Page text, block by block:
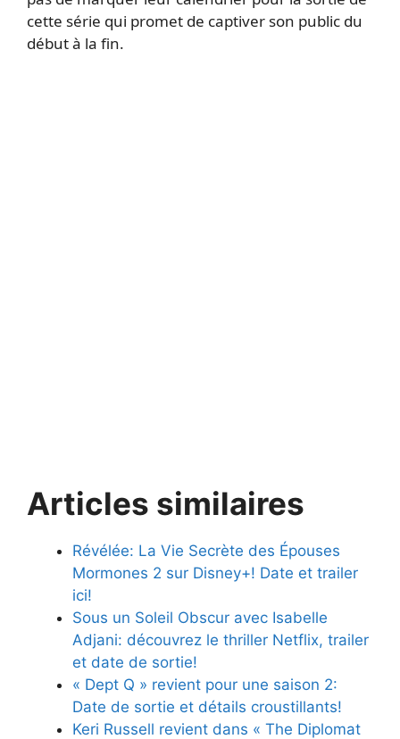
cette série qui promet de captiver son public du
début à la fin.
Articles similaires
Révélée: La Vie Secrète des Épouses
Mormones 2 sur Disney+! Date et trailer
ici!
Sous un Soleil Obscur avec Isabelle
Adjani: découvrez le thriller Netflix, trailer
et date de sortie!
« Dept Q » revient pour une saison 2:
Date de sortie et détails croustillants!
Keri Russell revient dans « The Diplomat